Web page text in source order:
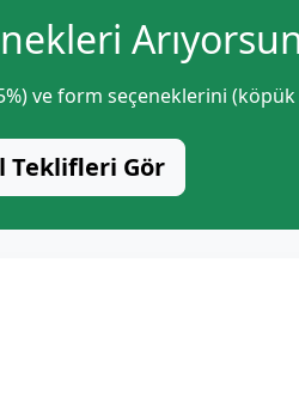
ve form seçeneklerini (köpük
Teklifleri Gör